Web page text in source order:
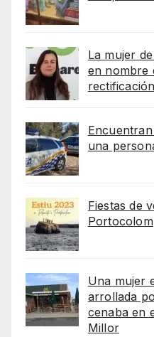
La mujer
en nombre
una
Fiestas de
Portocolom
Una mujer
arrollada
cenaba en
Millor